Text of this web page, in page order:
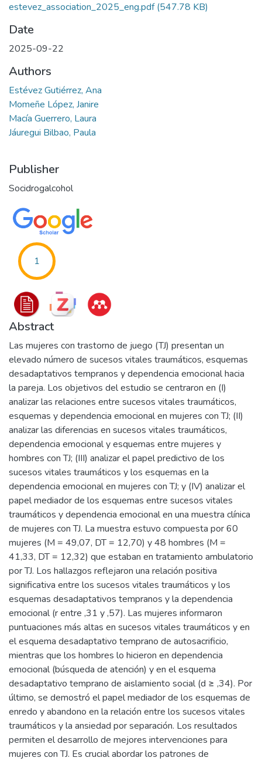
estevez_association_2025_eng.pdf(547.78 KB)
Date
2025-09-22
Authors
Estévez Gutiérrez, Ana
Momeñe López, Janire
Macía Guerrero, Laura
Jáuregui Bilbao, Paula
Publisher
Socidrogalcohol
1
Abstract
Las mujeres con trastorno de juego (TJ) presentan un
elevado número de sucesos vitales traumáticos, esquemas
desadaptativos tempranos y dependencia emocional hacia
la pareja. Los objetivos del estudio se centraron en (I)
analizar las relaciones entre sucesos vitales traumáticos,
esquemas y dependencia emocional en mujeres con TJ; (II)
analizar las diferencias en sucesos vitales traumáticos,
dependencia emocional y esquemas entre mujeres y
hombres con TJ; (III) analizar el papel predictivo de los
sucesos vitales traumáticos y los esquemas en la
dependencia emocional en mujeres con TJ; y (IV) analizar el
papel mediador de los esquemas entre sucesos vitales
traumáticos y dependencia emocional en una muestra clínica
de mujeres con TJ. La muestra estuvo compuesta por 60
mujeres (M = 49,07, DT = 12,70) y 48 hombres (M =
41,33, DT = 12,32) que estaban en tratamiento ambulatorio
por TJ. Los hallazgos reflejaron una relación positiva
significativa entre los sucesos vitales traumáticos y los
esquemas desadaptativos tempranos y la dependencia
emocional (r entre ,31 y ,57). Las mujeres informaron
puntuaciones más altas en sucesos vitales traumáticos y en
el esquema desadaptativo temprano de autosacrificio,
mientras que los hombres lo hicieron en dependencia
emocional (búsqueda de atención) y en el esquema
desadaptativo temprano de aislamiento social (d ≥ ,34). Por
último, se demostró el papel mediador de los esquemas de
enredo y abandono en la relación entre los sucesos vitales
traumáticos y la ansiedad por separación. Los resultados
permiten el desarrollo de mejores intervenciones para
mujeres con TJ. Es crucial abordar los patrones de